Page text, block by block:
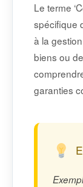
Le terme
spécifique
à la
biens ou
garanties